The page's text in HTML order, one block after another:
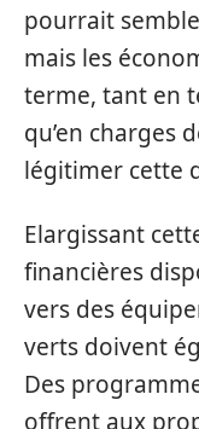
pourrait
mais les
terme, tant en
qu’en charges
légitimer cette
Elargissant
financières
vers des
verts doivent
Des
offrent aux